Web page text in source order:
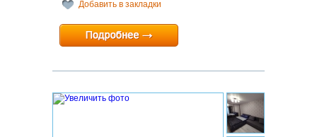
Добавить в закладки
Минимальный срок:1 суток
Расчетный час:12:00